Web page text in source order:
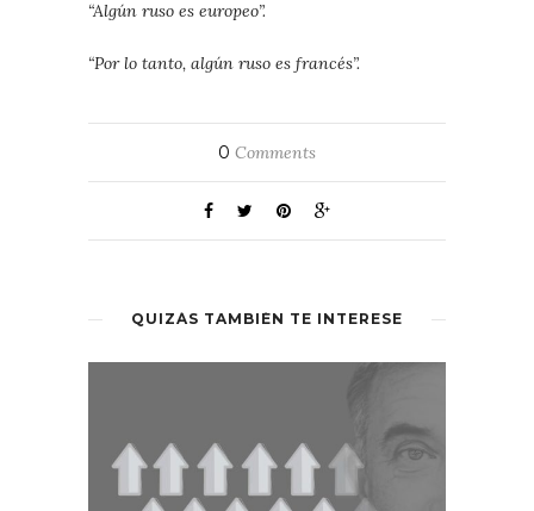
“Algún ruso es europeo”.
“Por lo tanto, algún ruso es francés”.
0 Comments
QUIZÁS TAMBIÉN TE INTERESE